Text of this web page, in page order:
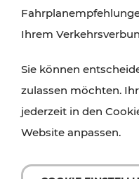
Ihrem
Sie können
zulassen möchten.
jederzeit in den
Website anpassen.